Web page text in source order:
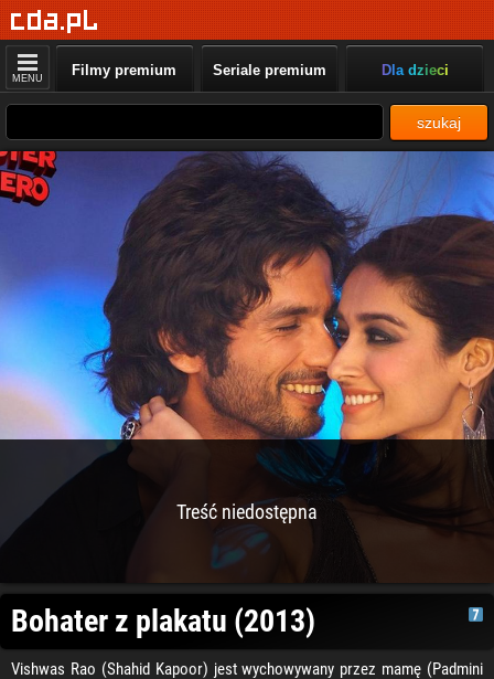
MENU Filmy premium Seriale premium Dla dzieci
szukaj
Treść niedostępna
Bohater z plakatu (2013)
Vishwas Rao (Shahid Kapoor) jest wychowywany przez mamę (Padmini